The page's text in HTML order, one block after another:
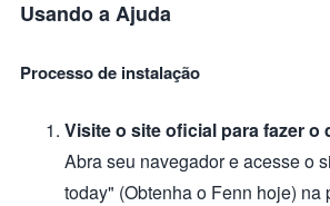
Usando a Ajuda
Processo de instalação
Visite o site oficial para fazer o
Abra seu navegador e acesse o
today" (Obtenha o Fenn hoje)